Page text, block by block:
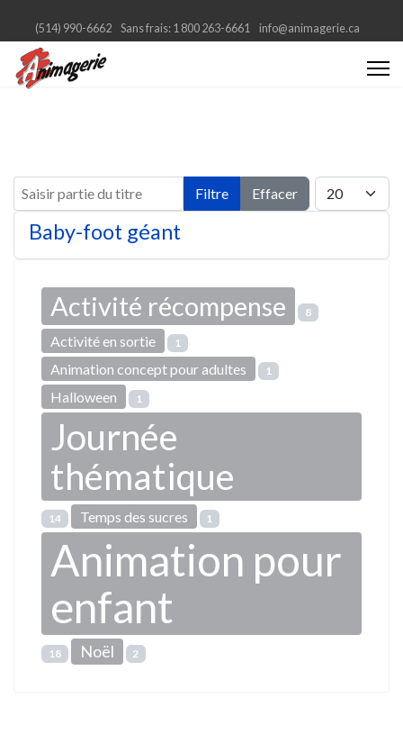
(514) 990-6662 Sans frais: 1 800 263-6661 info@animagerie.ca
Saisir partie du titre
Filtre Effacer
Afficher #
Baby-foot géant
Activité récompense 8
Activité en sortie 1
Animation concept pour adultes 1
Halloween 1
Journée
thématique
14 Temps des sucres 1
Animation pour
enfant
18 Noël 2